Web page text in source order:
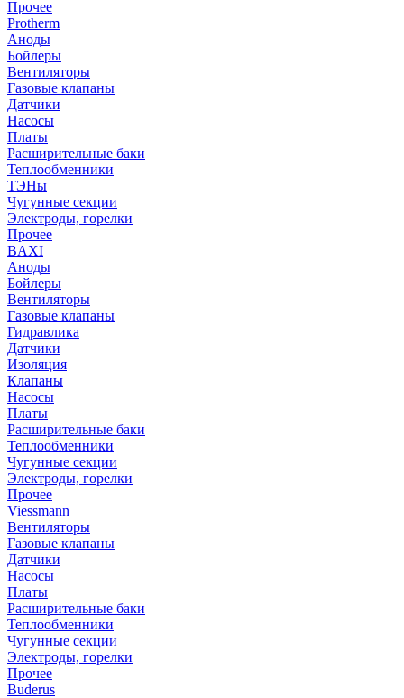
Прочее
Protherm
Аноды
Бойлеры
Вентиляторы
Газовые клапаны
Датчики
Насосы
Платы
Расширительные баки
Теплообменники
ТЭНы
Чугунные секции
Электроды, горелки
Прочее
BAXI
Аноды
Бойлеры
Вентиляторы
Газовые клапаны
Гидравлика
Датчики
Изоляция
Клапаны
Насосы
Платы
Расширительные баки
Теплообменники
Чугунные секции
Электроды, горелки
Прочее
Viessmann
Вентиляторы
Газовые клапаны
Датчики
Насосы
Платы
Расширительные баки
Теплообменники
Чугунные секции
Электроды, горелки
Прочее
Buderus